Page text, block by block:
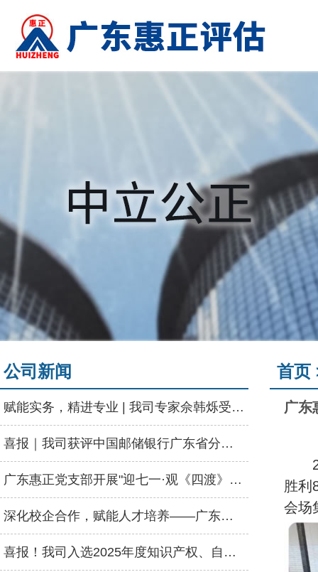
公司新闻
赋能实务，精进专业 | 我司专家佘韩烁受邀为河源市资产评估协会授课
喜报｜我司获评中国邮储银行广东省分行“2025年度优秀供应商”称号
广东惠正党支部开展"迎七一·观《四渡》"主题党日活动
深化校企合作，赋能人才培养——广东惠正走进惠州学院经管学院启动会
喜报！我司入选2025年度知识产权、自然资源、数据资产三大评估业务特色机构名录
首页
胜利
会场